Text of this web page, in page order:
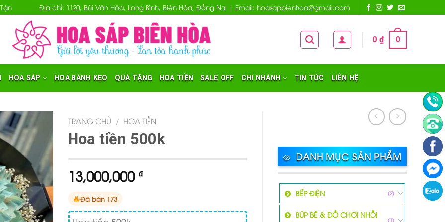
Địa chỉ: 1120, Bùi Văn Hòa, Long Bình, Biên Hòa, Đồng Nai | Email: hoasapbienhoa@gmail.com
0₫ 0
HOA SÁP HOA BÁNH KẸO QUÀ TẶNG HOA TIỀN SALE OFF CHI NHÁNH TIN TỨC LIÊN HỆ
TRANG CHỦ / HOA TIỀN
Hoa tiền 500k
13,000,000 ₫
Đã bán 173
DANH MỤC SẢN PHẨM
BẾP ĐIỆN (2)
BÚP BÊ & ĐỒ CHƠI NHỒI
(1)